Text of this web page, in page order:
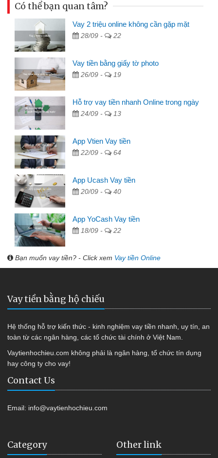
Có thể bạn quan tâm?
Vay 2 triệu online không cần gặp mặt
28/09 - 22
Vay tiền bằng giấy tờ photo
26/09 - 19
Hỗ trợ vay tiền nhanh Online trong ngày
24/09 - 13
App Vtien Vay tiền
22/09 - 64
App Ucash Vay tiền
20/09 - 40
App YoCash Vay tiền
18/09 - 22
Bạn muốn vay tiền? - Click xem Vay tiền Online
Vay tiền bằng hộ chiếu
Hệ thống hỗ trợ kiến thức - kinh nghiệm vay tiền nhanh, uy tín, an
toàn từ các ngân hàng, các tổ chức tài chính ở Việt Nam.
Vaytienhochieu.com không phải là ngân hàng, tổ chức tín dụng
hay công ty cho vay!
Contact Us
Email: info@vaytienhochieu.com
Category Other link